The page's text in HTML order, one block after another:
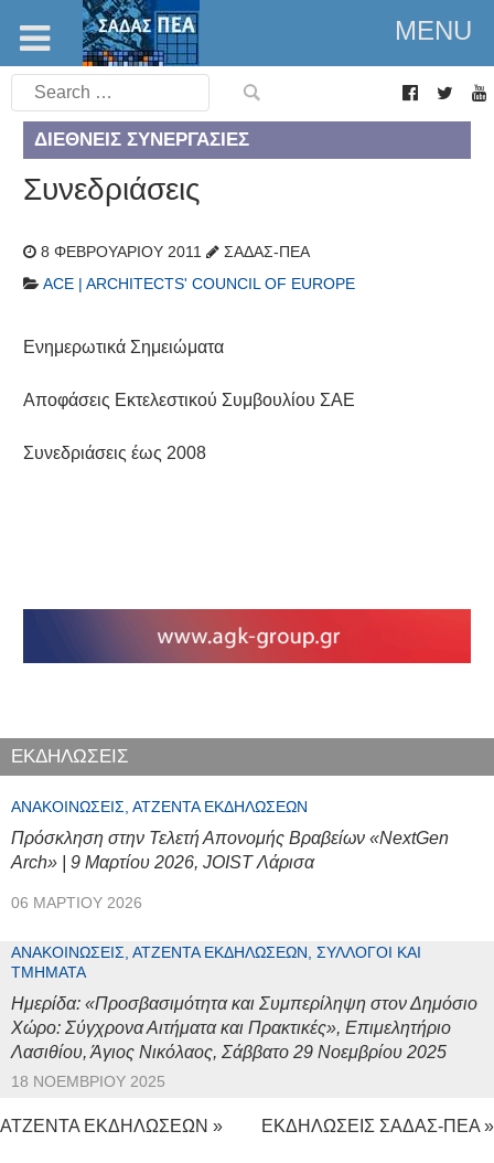
MENU
Search
for:
ΔΙΕΘΝΕΊΣ ΣΥΝΕΡΓΑΣΊΕΣ
Συνεδριάσεις
8 ΦΕΒΡΟΥΑΡΊΟΥ 2011
ΣΑΔΑΣ-ΠΕΑ
ACE | ARCHITECTS' COUNCIL OF EUROPE
Ενημερωτικά Σημειώματα
Αποφάσεις Εκτελεστικού Συμβουλίου ΣΑΕ
Συνεδριάσεις έως 2008
ΕΚΔΗΛΩΣΕΙΣ
ΑΝΑΚΟΙΝΏΣΕΙΣ, ΑΤΖΈΝΤΑ ΕΚΔΗΛΏΣΕΩΝ
Πρόσκληση στην Τελετή Απονομής Βραβείων «NextGen
Arch» | 9 Μαρτίου 2026, JOIST Λάρισα
06 ΜΑΡΤΊΟΥ 2026
ΑΝΑΚΟΙΝΏΣΕΙΣ, ΑΤΖΈΝΤΑ ΕΚΔΗΛΏΣΕΩΝ, ΣΎΛΛΟΓΟΙ ΚΑΙ
ΤΜΉΜΑΤΑ
Ημερίδα: «Προσβασιμότητα και Συμπερίληψη στον Δημόσιο
Χώρο: Σύγχρονα Αιτήματα και Πρακτικές», Επιμελητήριο
Λασιθίου, Άγιος Νικόλαος, Σάββατο 29 Νοεμβρίου 2025
18 ΝΟΕΜΒΡΊΟΥ 2025
ΑΤΖΕΝΤΑ ΕΚΔΗΛΩΣΕΩΝ » ΕΚΔΗΛΩΣΕΙΣ ΣΑΔΑΣ-ΠΕΑ »